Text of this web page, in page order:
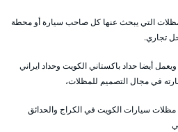
التي يبحث عنها كل صاحب سيارة أو محطة
تجاري.
أيضا حداد باكستاني الكويت وحداد ايراني
في مجال التصميم للمظلات،
سيارات الكويت في الكراج والحدائق